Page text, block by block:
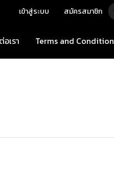
เข้าสู่ระบบ สมัครสมาชิก
เรา Terms and Condition